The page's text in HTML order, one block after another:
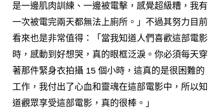
是一邊肌肉訓練、一邊被電擊，感覺超級糟，我有
一次被電完兩天都無法上廁所。」不過其努力目前
看來也是非常值得：「當我知道人們喜歡這部電影
時，感動到好想哭，真的眼框泛淚。你必須每天穿
著那件緊身衣拍攝 15 個小時，這真的是很困難的
工作，我付出了心血和靈魂在這部電影中，所以知
道觀眾享受這部電影，真的很棒。」